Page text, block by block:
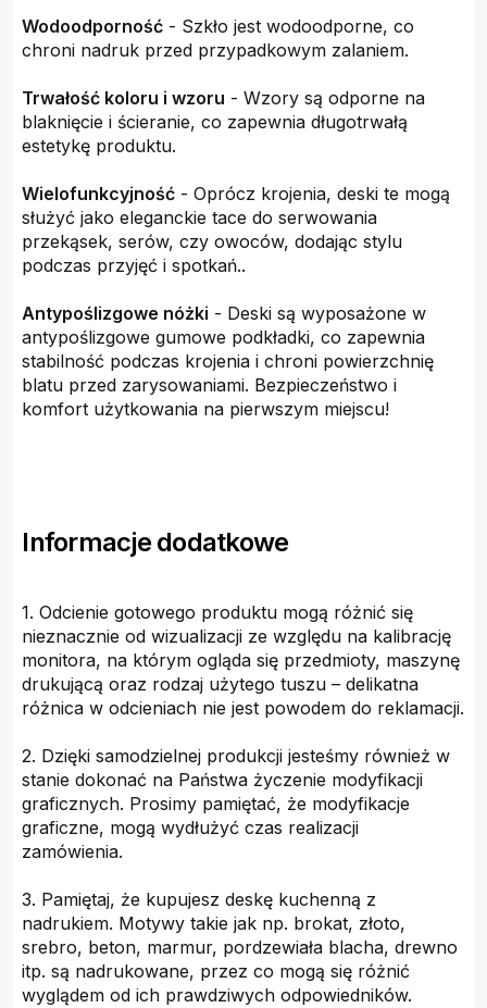
Wodoodporność - Szkło jest wodoodporne, co
chroni nadruk przed przypadkowym zalaniem.
Trwałość koloru i wzoru - Wzory są odporne na
blaknięcie i ścieranie, co zapewnia długotrwałą
estetykę produktu.
Wielofunkcyjność - Oprócz krojenia, deski te mogą
służyć jako eleganckie tace do serwowania
przekąsek, serów, czy owoców, dodając stylu
podczas przyjęć i spotkań..
Antypoślizgowe nóżki - Deski są wyposażone w
antypoślizgowe gumowe podkładki, co zapewnia
stabilność podczas krojenia i chroni powierzchnię
blatu przed zarysowaniami. Bezpieczeństwo i
komfort użytkowania na pierwszym miejscu!
Informacje dodatkowe
1. Odcienie gotowego produktu mogą różnić się
nieznacznie od wizualizacji ze względu na kalibrację
monitora, na którym ogląda się przedmioty, maszynę
drukującą oraz rodzaj użytego tuszu – delikatna
różnica w odcieniach nie jest powodem do reklamacji.
2. Dzięki samodzielnej produkcji jesteśmy również w
stanie dokonać na Państwa życzenie modyfikacji
graficznych. Prosimy pamiętać, że modyfikacje
graficzne, mogą wydłużyć czas realizacji
zamówienia.
3. Pamiętaj, że kupujesz deskę kuchenną z
nadrukiem. Motywy takie jak np. brokat, złoto,
srebro, beton, marmur, pordzewiała blacha, drewno
itp. są nadrukowane, przez co mogą się różnić
wyglądem od ich prawdziwych odpowiedników.